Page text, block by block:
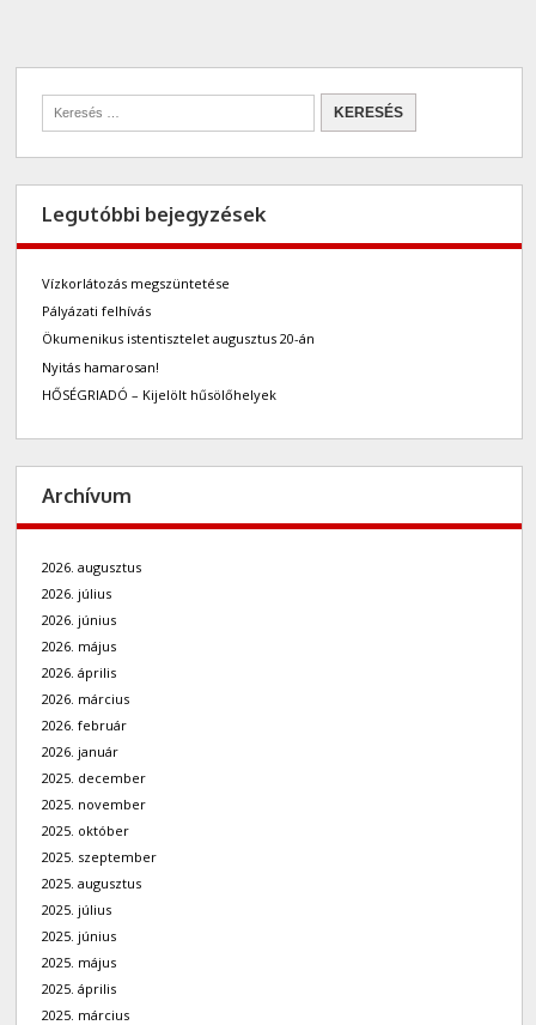
Legutóbbi bejegyzések
Vízkorlátozás megszüntetése
Pályázati felhívás
Ökumenikus istentisztelet augusztus 20-án
Nyitás hamarosan!
HŐSÉGRIADÓ – Kijelölt hűsölőhelyek
Archívum
2026. augusztus
2026. július
2026. június
2026. május
2026. április
2026. március
2026. február
2026. január
2025. december
2025. november
2025. október
2025. szeptember
2025. augusztus
2025. július
2025. június
2025. május
2025. április
2025. március